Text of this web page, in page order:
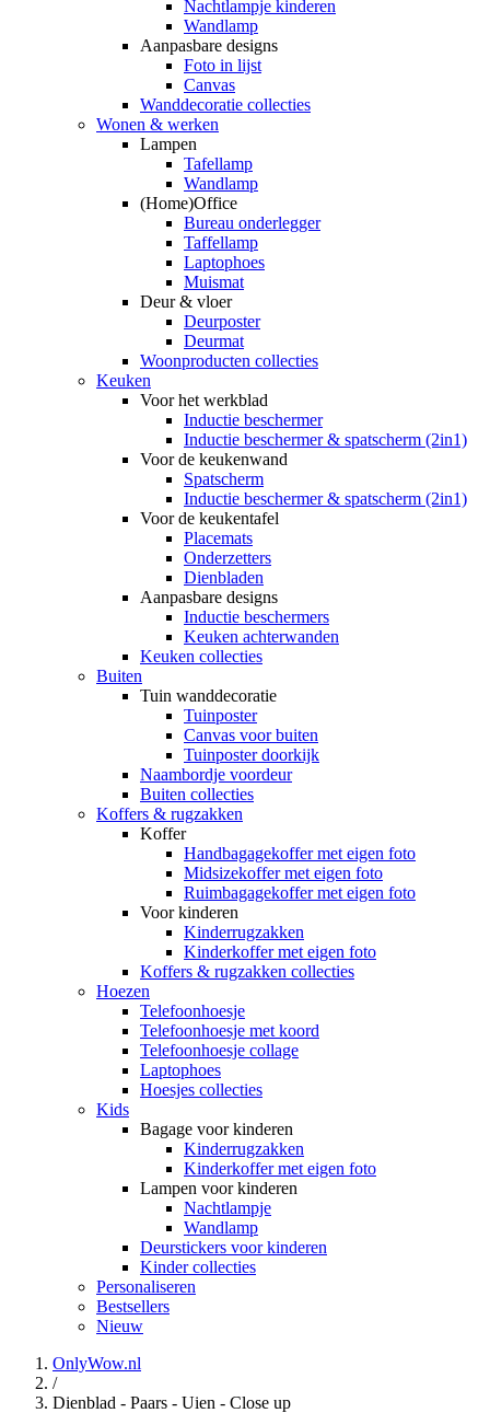
Nachtlampje kinderen
Wandlamp
Aanpasbare designs
Foto in lijst
Canvas
Wanddecoratie collecties
Wonen & werken
Lampen
Tafellamp
Wandlamp
(Home)Office
Bureau onderlegger
Taffellamp
Laptophoes
Muismat
Deur & vloer
Deurposter
Deurmat
Woonproducten collecties
Keuken
Voor het werkblad
Inductie beschermer
Inductie beschermer & spatscherm (2in1)
Voor de keukenwand
Spatscherm
Inductie beschermer & spatscherm (2in1)
Voor de keukentafel
Placemats
Onderzetters
Dienbladen
Aanpasbare designs
Inductie beschermers
Keuken achterwanden
Keuken collecties
Buiten
Tuin wanddecoratie
Tuinposter
Canvas voor buiten
Tuinposter doorkijk
Naambordje voordeur
Buiten collecties
Koffers & rugzakken
Koffer
Handbagagekoffer met eigen foto
Midsizekoffer met eigen foto
Ruimbagagekoffer met eigen foto
Voor kinderen
Kinderrugzakken
Kinderkoffer met eigen foto
Koffers & rugzakken collecties
Hoezen
Telefoonhoesje
Telefoonhoesje met koord
Telefoonhoesje collage
Laptophoes
Hoesjes collecties
Kids
Bagage voor kinderen
Kinderrugzakken
Kinderkoffer met eigen foto
Lampen voor kinderen
Nachtlampje
Wandlamp
Deurstickers voor kinderen
Kinder collecties
Personaliseren
Bestsellers
Nieuw
OnlyWow.nl
/
Dienblad - Paars - Uien - Close up